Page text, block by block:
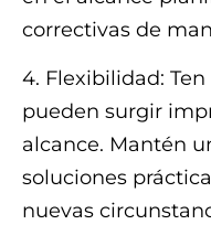
correctivas de
4. Flexibilidad:
pueden surgir
alcance. Mantén
soluciones
nuevas